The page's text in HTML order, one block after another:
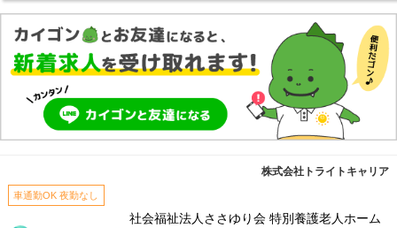
株式会社トライトキャリア
車通勤OK 夜勤なし
社会福祉法人ささゆり会 特別養護老人ホーム